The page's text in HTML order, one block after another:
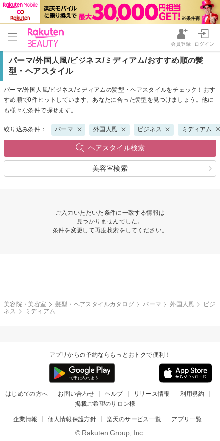
会員登録 ログイン
パーマ/外国人風/ビジネス/ミディアム/おすすめ順の髪
型・ヘアスタイル
パーマ/外国人風/ビジネス/ミディアムの髪型・ヘアスタイルをチェック！おす
すめ順で0件ヒットしています。あなたに合った髪型を見つけましょう。他に
も様々な条件で探せます。
絞り込み条件： パーマ 外国人風 ビジネス ミディアム
ヘアスタイル検索
美容室検索
ご入力いただいた条件に一致する情報は
見つかりませんでした。
条件を変更して再度検索をしてください。
美容院・美容室 髪型・ヘアスタイルカタログ パーマ 外国人風
ビジ
ネス
ミディアム
アプリからの予約ならもっとおトクで便利！
はじめての方へ お問い合わせ ヘルプ リリース情報
利用規約
掲載ご希望のサロン様
企業情報 個人情報保護方針 楽天のサービス一覧 アプリ一覧
© Rakuten Group, Inc.